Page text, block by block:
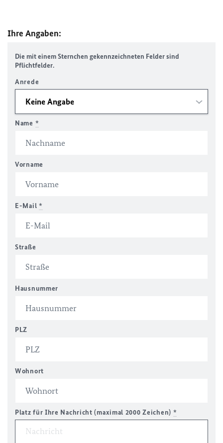
Ihre Angaben:
Die mit einem Sternchen gekennzeichneten Felder sind
Pflichtfelder.
Anrede
Name *
Vorname
E-Mail *
Straße
Hausnummer
PLZ
Wohnort
Platz für Ihre Nachricht (maximal 2000 Zeichen) *